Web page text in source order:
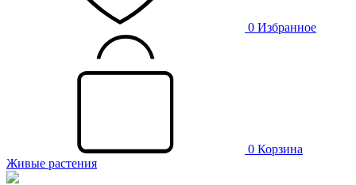
0 Избранное
0 Корзина
Живые растения